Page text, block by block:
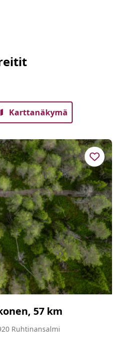
Karttanäkymä
57 km
Ruhtinansalmi